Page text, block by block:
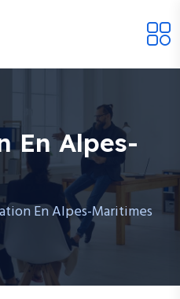
En Alpes-
En Alpes-Maritimes